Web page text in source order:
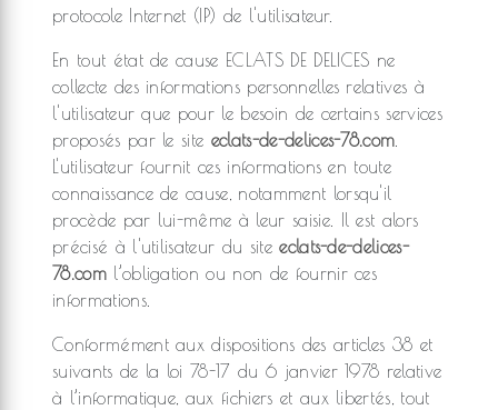
protocole Internet (IP) de l'utilisateur.
En tout état de cause ECLATS DE DELICES ne
collecte des informations personnelles relatives à
l'utilisateur que pour le besoin de certains services
proposés par le site eclats-de-delices-78.com
L'utilisateur fournit ces informations en toute
connaissance de cause, notamment lorsqu'il
procède par lui-même à leur saisie. Il est alors
précisé à l'utilisateur du siteeclats-de-delices-
78.coml’obligation ou non de fournir ces
informations.
Conformément aux dispositions des articles 38 et
suivants de la loi 78-17 du 6 janvier 1978 relative
à l’informatique, aux fichiers et aux libertés, tout